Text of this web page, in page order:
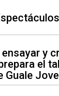
y
el
Guale